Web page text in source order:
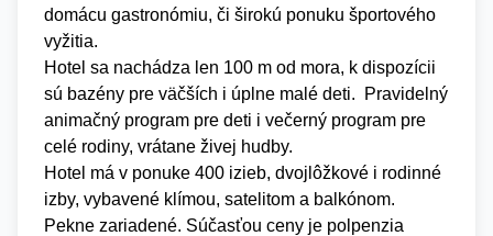
domácu gastronómiu, či širokú ponuku športového
vyžitia.
Hotel sa nachádza len 100 m od mora, k dispozícii
sú bazény pre väčších i úplne malé deti. Pravidelný
animačný program pre deti i večerný program pre
celé rodiny, vrátane živej hudby.
Hotel má v ponuke 400 izieb, dvojlôžkové i rodinné
izby, vybavené klímou, satelitom a balkónom.
Pekne zariadené. Súčasťou ceny je polpenzia